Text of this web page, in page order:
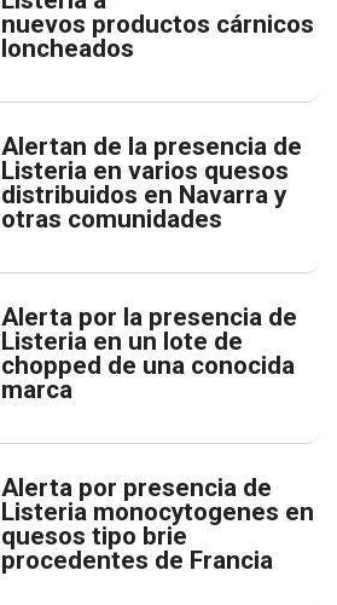
nuevos productos cárnicos
loncheados
Alertan de la presencia de
Listeria en varios quesos
distribuidos en Navarra y
otras comunidades
Alerta por la presencia de
Listeria en un lote de
chopped de una conocida
marca
Alerta por presencia de
Listeria monocytogenes en
quesos tipo brie
procedentes de Francia